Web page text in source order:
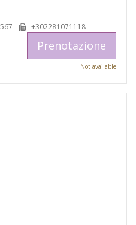
+302281071118
Prenotazione
Not available